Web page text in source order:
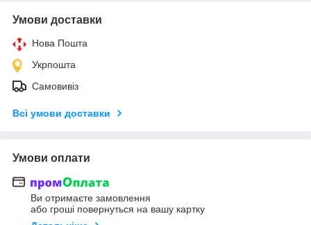
Умови доставки
Нова Пошта
Укрпошта
Самовивіз
Всі умови доставки
Умови оплати
Ви отримаєте замовлення
або гроші повернуться на вашу картку